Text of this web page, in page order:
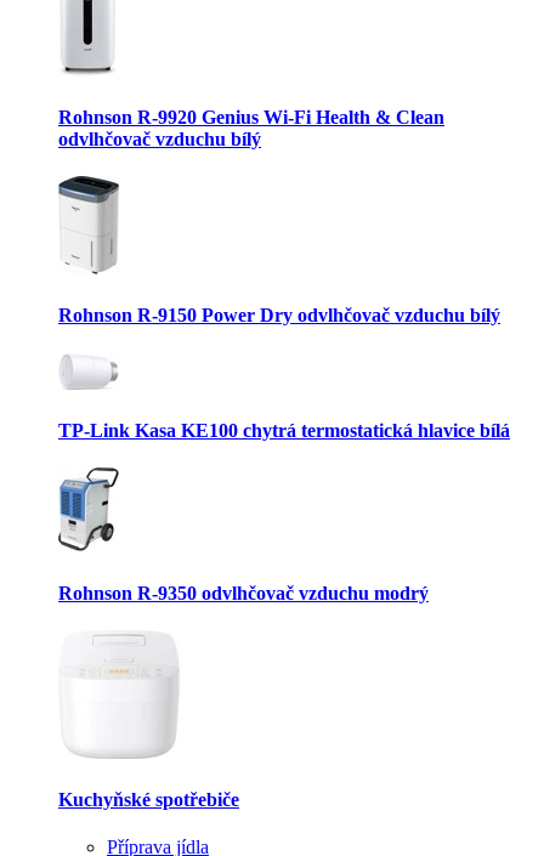
Rohnson R-9920 Genius Wi-Fi Health & Clean
odvlhčovač vzduchu bílý
Rohnson R-9150 Power Dry odvlhčovač vzduchu bílý
TP-Link Kasa KE100 chytrá termostatická hlavice bílá
Rohnson R-9350 odvlhčovač vzduchu modrý
Kuchyňské spotřebiče
Příprava jídla